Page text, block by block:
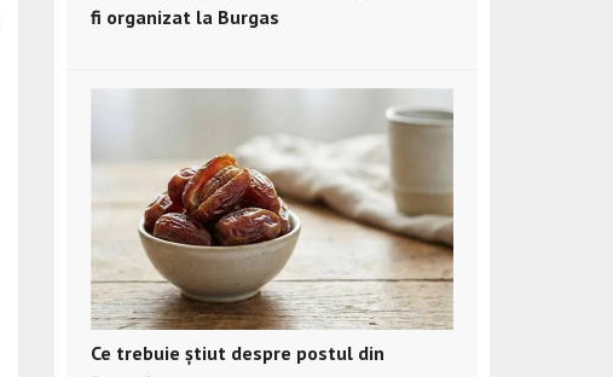
fi organizat la Burgas
Ce trebuie știut despre postul din